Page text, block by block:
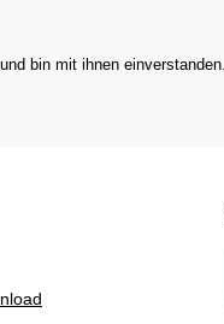
bin mit ihnen einverstanden.